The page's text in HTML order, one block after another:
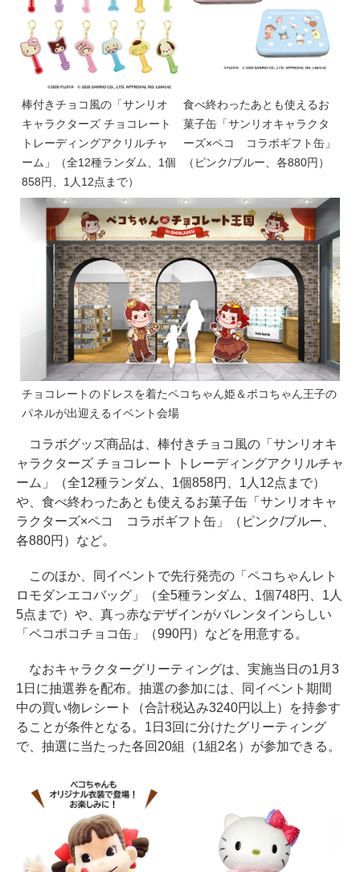
棒付きチョコ風の「サンリオ
キャラクターズ チョコレート
トレーディングアクリルチャ
ーム」（全12種ランダム、1個
858円、1人12点まで）
食べ終わったあとも使えるお
菓子缶「サンリオキャラクタ
ーズ×ペコ コラボギフト缶」
（ピンク/ブルー、各880円）
チョコレートのドレスを着たペコちゃん姫＆ポコちゃん王子の
パネルが出迎えるイベント会場
コラボグッズ商品は、棒付きチョコ風の「サンリオキ
ャラクターズ チョコレート トレーディングアクリルチャ
ーム」（全12種ランダム、1個858円、1人12点まで）
や、食べ終わったあとも使えるお菓子缶「サンリオキャ
ラクターズ×ペコ コラボギフト缶」（ピンク/ブルー、
各880円）など。
このほか、同イベントで先行発売の「ペコちゃんレト
ロモダンエコバッグ」（全5種ランダム、1個748円、1人
5点まで）や、真っ赤なデザインがバレンタインらしい
「ペコポコチョコ缶」（990円）などを用意する。
なおキャラクターグリーティングは、実施当日の1月3
1日に抽選券を配布。抽選の参加には、同イベント期間
中の買い物レシート（合計税込み3240円以上）を持参す
ることが条件となる。1日3回に分けたグリーティング
で、抽選に当たった各回20組（1組2名）が参加できる。